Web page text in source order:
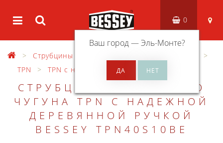
Ваш город —Эль-Монте?
0
Струбцины
TPN
TPN с надежной деревянной ручкой
СТРУБЦИНА ИЗ КОВКОГО
ЧУГУНА TPN С НАДЕЖНОЙ
ДЕРЕВЯННОЙ РУЧКОЙ
BESSEY TPN40S10BE